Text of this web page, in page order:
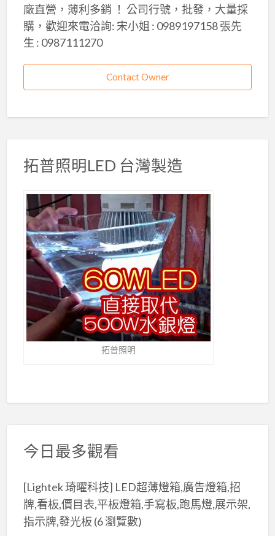
廠直營，薄利多銷 ！ 公司行號，批發，大量採
購，歡迎來電洽詢: 宋小姐 : 0989197158 張先
生 : 0987111270
Contact Owner
拓普照明LED 台灣製造
拓普照明
今日最多觀看
[Lightek 琦曜科技] LED超薄燈箱,廣告燈箱,招
牌,看板,價目表,平板燈箱,手寫板,跑馬燈,展示架,
指示牌,發光板 (6 瀏覽數)